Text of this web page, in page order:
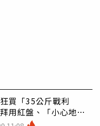
買「35公斤戰利
用紅盤、「小心地
帶回家